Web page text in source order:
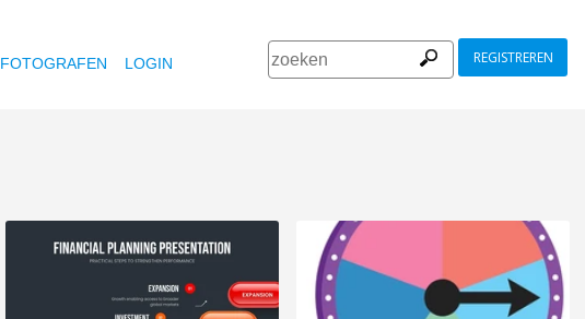
FOTOGRAFEN LOGIN REGISTREREN